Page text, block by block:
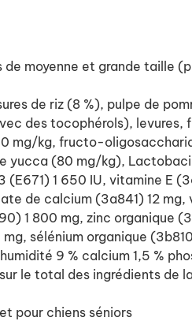
moyenne et grande taille
de riz (8 %), pulpe de
des tocophérols),
mg/kg, fructo-
(80 mg/kg),
1 650 IU, vitamine E
de calcium (3a841) 12
1 800 mg, zinc organique
sélénium organique
9 % calcium 1,5 %
le total des ingrédients
pour chiens séniors